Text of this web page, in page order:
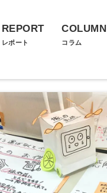
REPORT
レポート
COLUMN
コラム